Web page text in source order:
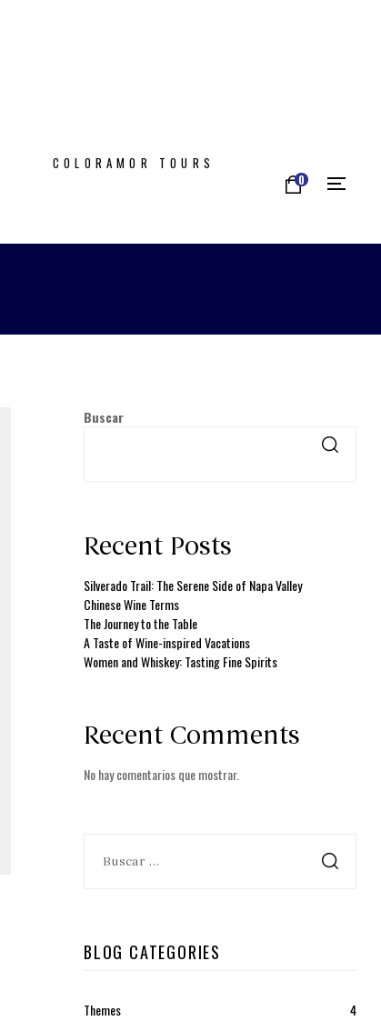
COLORAMOR TOURS
0
Buscar
Recent Posts
Silverado Trail: The Serene Side of Napa Valley
Chinese Wine Terms
The Journey to the Table
A Taste of Wine-inspired Vacations
Women and Whiskey: Tasting Fine Spirits
Recent Comments
No hay comentarios que mostrar.
BLOG CATEGORIES
Themes
4